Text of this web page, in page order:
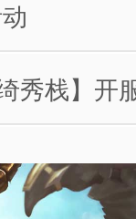
秀栈】开